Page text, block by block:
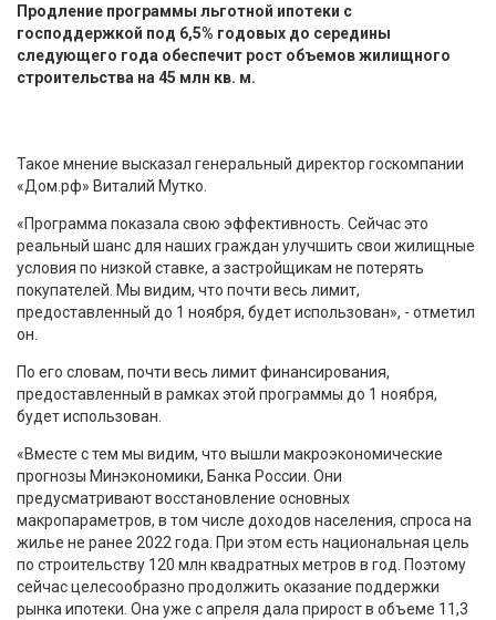
Продление программы льготной ипотеки с
господдержкой под 6,5% годовых до середины
следующего года обеспечит рост объемов жилищного
строительства на 45 млн кв. м.
Такое мнение высказал генеральный директор госкомпании
«Дом.рф» Виталий Мутко.
«Программа показала свою эффективность. Сейчас это
реальный шанс для наших граждан улучшить свои жилищные
условия по низкой ставке, а застройщикам не потерять
покупателей. Мы видим, что почти весь лимит,
предоставленный до 1 ноября, будет использован», - отметил
он.
По его словам, почти весь лимит финансирования,
предоставленный в рамках этой программы до 1 ноября,
будет использован.
«Вместе с тем мы видим, что вышли макроэкономические
прогнозы Минэкономики, Банка России. Они
предусматривают восстановление основных
макропараметров, в том числе доходов населения, спроса на
жилье не ранее 2022 года. При этом есть национальная цель
по строительству 120 млн квадратных метров в год. Поэтому
сейчас целесообразно продолжить оказание поддержки
рынка ипотеки. Она уже с апреля дала прирост в объеме 11,3